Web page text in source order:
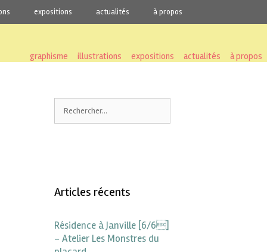
expositions actualités à propos
graphisme illustrations expositions actualités à propos
Articles récents
Résidence à Janville [6/6]
– Atelier Les Monstres du